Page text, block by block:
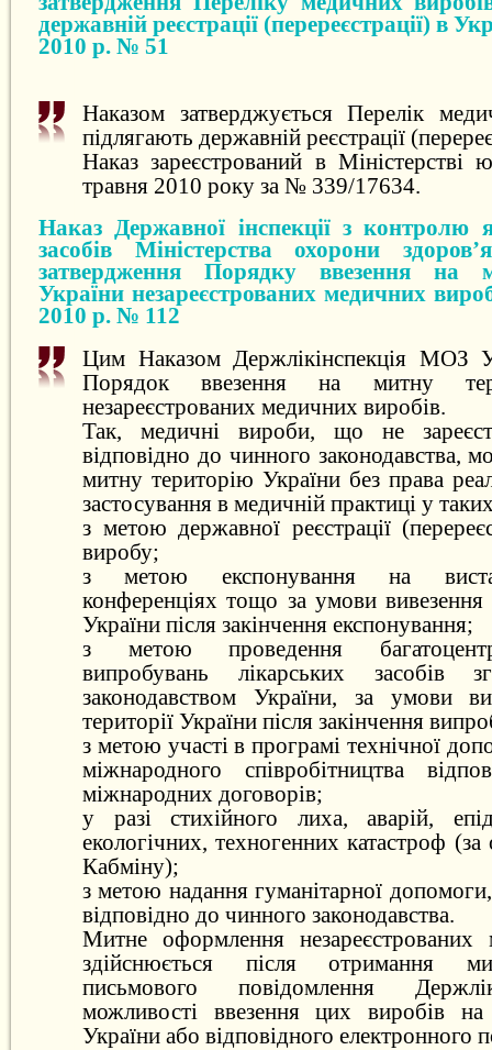
державній реєстрації (перереєстрації) в
2010 р. № 51
Наказом затверджується Перелік
підлягають державній реєстрації
Наказ зареєстрований в Міністерстві
травня 2010 року за № 339/17634.
Наказ Державної інспекції з контролю
засобів Міністерства охорони
затвердження Порядку ввезення на
України незареєстрованих медичних
2010 р. № 112
Цим Наказом Держлікінспекція МОЗ
Порядок ввезення на митну
незареєстрованих медичних виробів.
Так, медичні вироби, що не
відповідно до чинного законодавства,
митну територію України без права
застосування в медичній практиці у
з метою державної реєстрації
виробу;
з метою експонування на
конференціях тощо за умови вивезення
України після закінчення експонування;
з метою проведення
випробувань лікарських засобів
законодавством України, за умови
території України після закінчення
з метою участі в програмі технічної
міжнародного співробітництва
міжнародних договорів;
у разі стихійного лиха, аварій,
екологічних, техногенних катастроф
Кабміну);
з метою надання гуманітарної
відповідно до чинного законодавства.
Митне оформлення незареєстрованих
здійснюється після отримання
письмового повідомлення
можливості ввезення цих виробів
України або відповідного електронного